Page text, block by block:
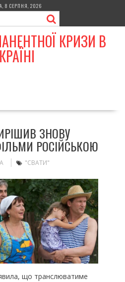
8 СЕРПНЯ, 2026
КРИЗИ В
ЗНОВУ
РОСІЙСЬКОЮ
"СВАТИ"
що транслюватиме